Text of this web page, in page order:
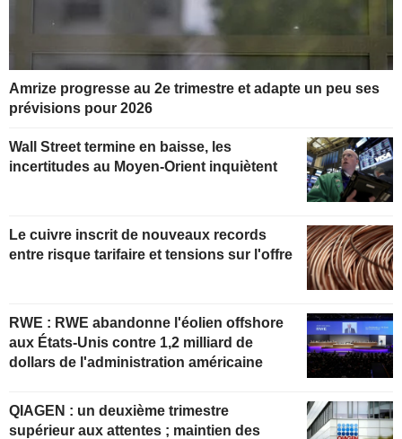
Amrize progresse au 2e trimestre et adapte un peu ses
prévisions pour 2026
Wall Street termine en baisse, les
incertitudes au Moyen-Orient inquiètent
Le cuivre inscrit de nouveaux records
entre risque tarifaire et tensions sur l'offre
RWE : RWE abandonne l'éolien offshore
aux États-Unis contre 1,2 milliard de
dollars de l'administration américaine
QIAGEN : un deuxième trimestre
supérieur aux attentes ; maintien des